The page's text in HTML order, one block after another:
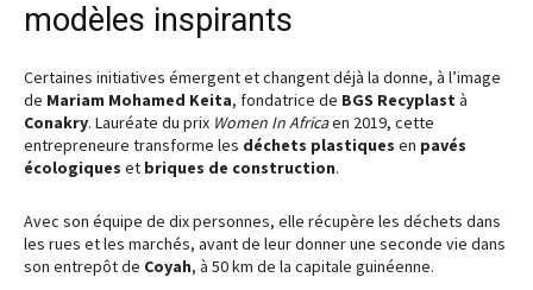
modèles inspirants
Certaines initiatives émergent et changent déjà la donne, à l’image
de Mariam Mohamed Keita, fondatrice de BGS Recyplast à
Conakry. Lauréate du prix Women In Africaen 2019, cette
entrepreneure transforme les déchets plastiques en pavés
écologiques et briques de construction.
Avec son équipe de dix personnes, elle récupère les déchets dans
les rues et les marchés, avant de leur donner une seconde vie dans
son entrepôt de Coyah, à 50 km de la capitale guinéenne.